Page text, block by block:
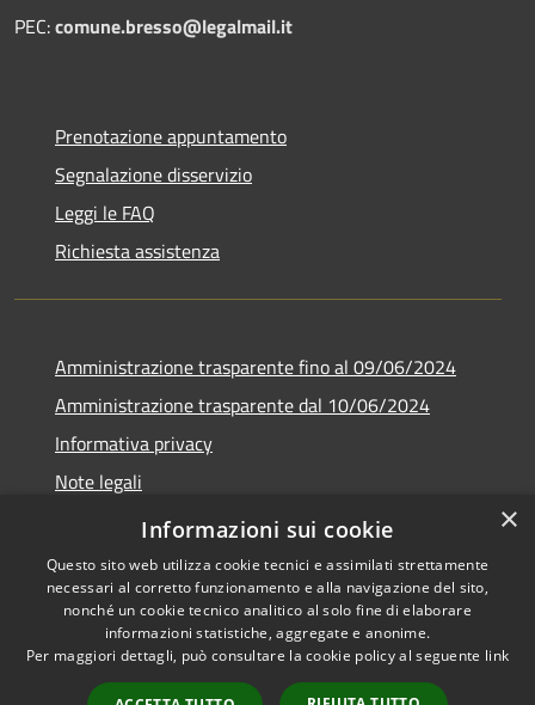
PEC:comune.bresso@legalmail.it
Prenotazione appuntamento
Segnalazione disservizio
Leggi le FAQ
Richiesta assistenza
Amministrazione trasparente fino al 09/06/2024
Amministrazione trasparente dal 10/06/2024
Informativa privacy
Note legali
Dichiarazione di accessibilità
Accessibilità
Copyright © 2026 • Città di
Bresso • Powered by
Municipium• Accesso
×
Informazioni sui cookie
Questo sito web utilizza cookie tecnici e assimilati strettamente
necessari al corretto funzionamento e alla navigazione del sito,
nonché un cookie tecnico analitico al solo fine di elaborare
informazioni statistiche, aggregate e anonime.
Per maggiori dettagli, può consultare la cookie policy al seguente link